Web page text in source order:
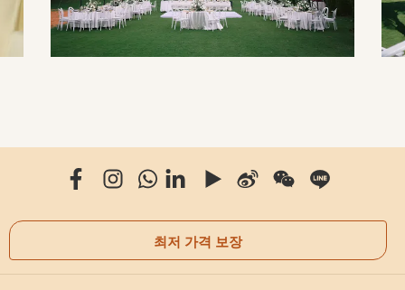
최저 가격 보장